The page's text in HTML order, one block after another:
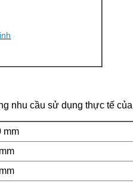
nhu cầu sử dụng thực tế
mm